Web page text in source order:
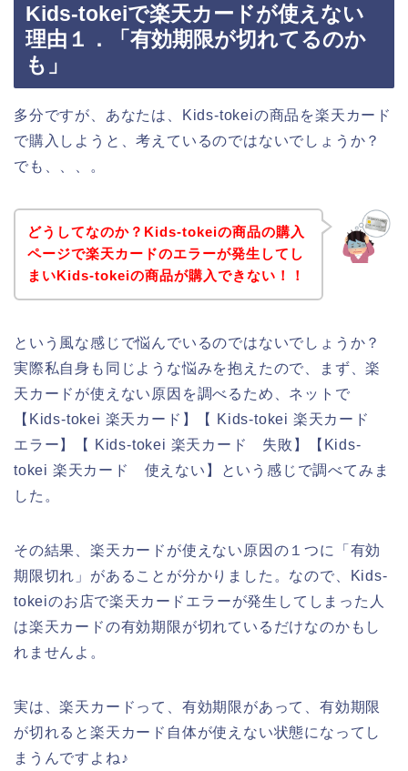
Kids-tokeiで楽天カードが使えない
理由１．「有効期限が切れてるのか
も」
多分ですが、あなたは、Kids-tokeiの商品を楽天カード
で購入しようと、考えているのではないでしょうか？
でも、、、。
どうしてなのか？Kids-tokeiの商品の購入
ページで楽天カードのエラーが発生してし
まいKids-tokeiの商品が購入できない！！
という風な感じで悩んでいるのではないでしょうか？
実際私自身も同じような悩みを抱えたので、まず、楽
天カードが使えない原因を調べるため、ネットで
【Kids-tokei 楽天カード】【 Kids-tokei 楽天カード
エラー】【 Kids-tokei 楽天カード 失敗】【Kids-
tokei 楽天カード 使えない】という感じで調べてみま
した。
その結果、楽天カードが使えない原因の１つに「有効
期限切れ」があることが分かりました。なので、Kids-
tokeiのお店で楽天カードエラーが発生してしまった人
は楽天カードの有効期限が切れているだけなのかもし
れませんよ。
実は、楽天カードって、有効期限があって、有効期限
が切れると楽天カード自体が使えない状態になってし
まうんですよね♪